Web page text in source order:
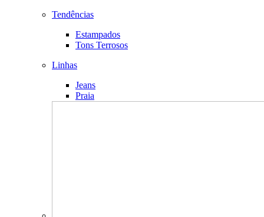
Tendências
Estampados
Tons Terrosos
Linhas
Jeans
Praia